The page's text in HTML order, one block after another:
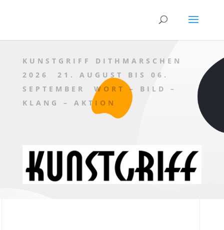
KUNSTGRIFF DITHMARSCHEN
2026 21. AUGUST BIS 06.
SEPTEMBER WORT – BILD –
KLANG – AKTION